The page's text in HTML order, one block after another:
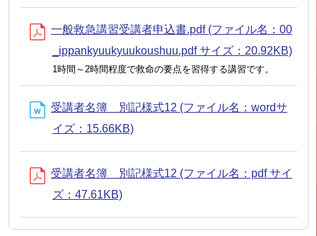
一般救急講習受講者申込書.pdf (ファイル名：00
_ippankyuukyuukoushuu.pdf サイズ：20.92KB)
1時間～2時間程度で救命の要点を習得する講習です。
受講者名簿 別記様式12 (ファイル名：wordサ
イズ：15.66KB)
受講者名簿 別記様式12 (ファイル名：pdf サイ
ズ：47.61KB)